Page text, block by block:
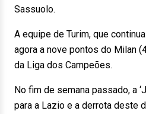
Sassuolo.
A equipe de Turim, que
agora a nove pontos do Milan
da Liga dos Campeões.
No fim de semana passado, a
para a Lazio e a derrota deste